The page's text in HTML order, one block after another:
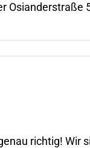
Osianderstraße
richtig! Wir